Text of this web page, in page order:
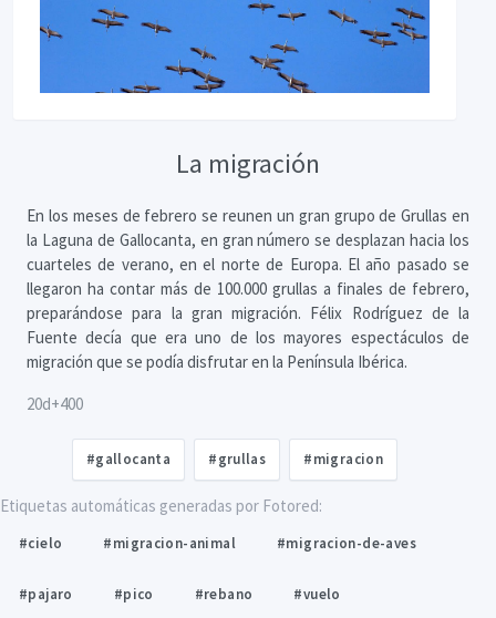
La migración
En los meses de febrero se reunen un gran grupo de Grullas en
la Laguna de Gallocanta, en gran número se desplazan hacia los
cuarteles de verano, en el norte de Europa. El año pasado se
llegaron ha contar más de 100.000 grullas a finales de febrero,
preparándose para la gran migración. Félix Rodríguez de la
Fuente decía que era uno de los mayores espectáculos de
migración que se podía disfrutar en la Península Ibérica.
20d+400
#gallocanta #grullas #migracion
Etiquetas automáticas generadas por Fotored:
#cielo #migracion-animal #migracion-de-aves
#pajaro #pico #rebano #vuelo